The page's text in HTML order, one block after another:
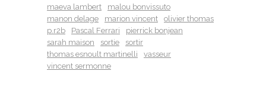
maeva lambert
malou bonvissuto
manon delage
marion vincent
olivier thomas
p.r2b
Pascal Ferrari
pierrick bonjean
sarah maison
sortie
sortir
thomas esnoult martinelli
vasseur
vincent sermonne